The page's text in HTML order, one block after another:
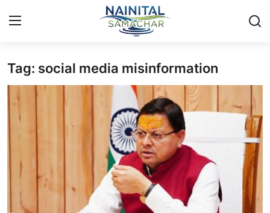
Login Register
Home
🏔️ स्थानीय समाचार
🗳️ राजनीति
🏞️ पर्यटन और संस्कृति
Tag: social media misinformation